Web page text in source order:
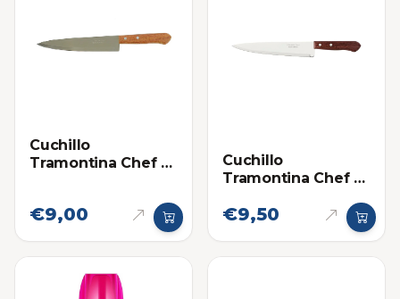
Cuchillo
Tramontina Chef 8
€9,00
Cuchillo
Tramontina Chef 9
Madera
€9,50